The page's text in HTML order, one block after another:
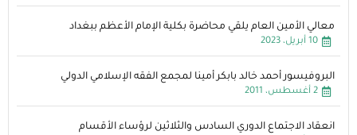
معالي الأمين العام يلقي محاضرة بكلية الإمام الأعظم ببغداد
10 أبريل، 2023
البروفيسور أحمد خالد بابكر أمينا لمجمع الفقه الإسلامي الدولي
2 أغسطس، 2011
انعقاد الاجتماع الدوري السادس والثلاثين لرؤساء الأقسام